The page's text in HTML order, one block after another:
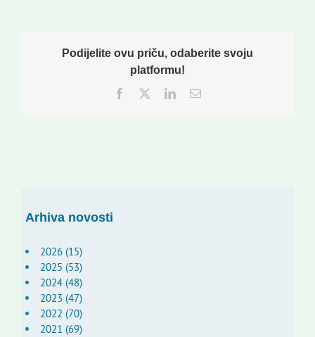
Podijelite ovu priču, odaberite svoju
platformu!
Facebook
TwitterLinkedInEmail:
Arhiva novosti
2026 (15)
2025 (53)
2024 (48)
2023 (47)
2022 (70)
2021 (69)